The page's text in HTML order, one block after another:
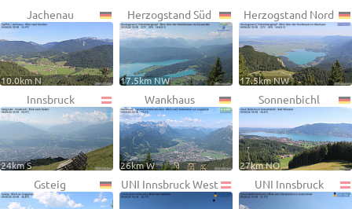
Jachenau
10.0km N
Herzogstand Süd
17.5km NW
Herzogstand Nord
17.5km NW
Innsbruck
24km S
Wankhaus
26km W
Sonnenbichl
27km NO
Gsteig UNI Innsbruck West UNI Innsbruck